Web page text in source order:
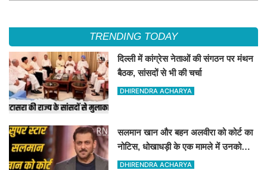
TRENDING TODAY
दिल्ली में कांग्रेस नेताओं की संगठन पर मंथन
बैठक, सांसदों से भी की चर्चा
DHIRENDRA ACHARYA
सलमान खान और बहन अलवीरा को कोर्ट का
नोटिस, धोखाधड़ी के एक मामले में उनको
नोटिस जारी किया गया है
DHIRENDRA ACHARYA